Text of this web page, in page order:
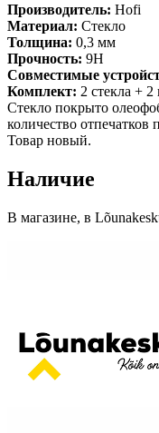
Производитель: Hofi
Материал: Стекло
Толщина: 0,3 мм
Прочность: 9H
Совместимые
Комплект: 2 стекла + 2
Стекло покрыто
количество отпечатков
Товар новый.
Наличие
В магазине, в